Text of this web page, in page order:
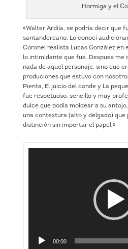
Hormiga y el
«Walter Ardila, se podría decir que
santandereano. Lo conocí
Coronel realista Lucas González en
lo intimidante que fue. Después me
nada de aquel personaje, sino que
produciones que estuvo con
Pienta, El juicio del conde y La
fue respetuoso, sencillo y muy
dulce que podía moldear a su
una contextura (alto y delgado)
distinción sin importar el papel.»
00:00